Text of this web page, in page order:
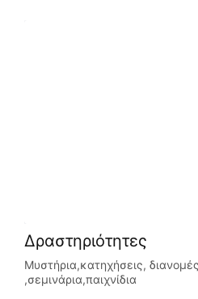
Δραστηριότητες
Μυστήρια,κατηχήσεις,
,σεμινάρια,παιχνίδια